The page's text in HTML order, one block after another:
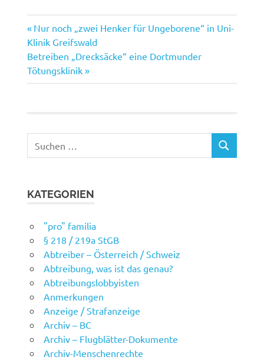
Beitragsnavigation
Vorheriger
Beitrag:
Nur noch „zwei Henker für Ungeborene“ in Uni-
Klinik Greifswald
Nächster
Beitrag:
Betreiben „Drecksäcke“ eine Dortmunder
Tötungsklinik
nach:
SUCHEN
KATEGORIEN
"pro" familia
§ 218 / 219a StGB
Abtreiber – Österreich / Schweiz
Abtreibung, was ist das genau?
Abtreibungslobbyisten
Anmerkungen
Anzeige / Strafanzeige
Archiv – BC
Archiv – Flugblätter-Dokumente
Archiv-Menschenrechte